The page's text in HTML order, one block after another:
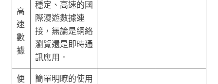
高
速
數
據
穩定、高速的國
際漫遊數據連
接，無論是網絡
瀏覽還是即時通
訊應用。
便
簡單明瞭的使用